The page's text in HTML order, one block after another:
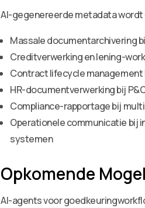
AI-gegenereerde metadata wordt
Massale documentarchivering
Creditverwerking en lening-
Contract lifecycle
HR-documentverwerking bij
Compliance-rapportage bij
Operationele communicatie bij
systemen
Opkomende
AI-agents voor